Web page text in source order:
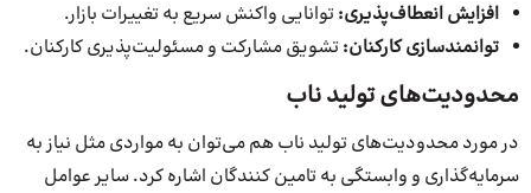
افزایش انعطاف‌پذیری: توانایی واکنش سریع به تغییرات بازار.
توانمندسازی کارکنان: تشویق مشارکت و مسئولیت‌پذیری کارکنان.
محدودیت‌های تولید ناب
در مورد محدودیت‌های تولید ناب هم می‌توان به مواردی مثل نیاز به
سرمایه‌گذاری و وابستگی به تامین کنندگان اشاره کرد. سایر عوامل